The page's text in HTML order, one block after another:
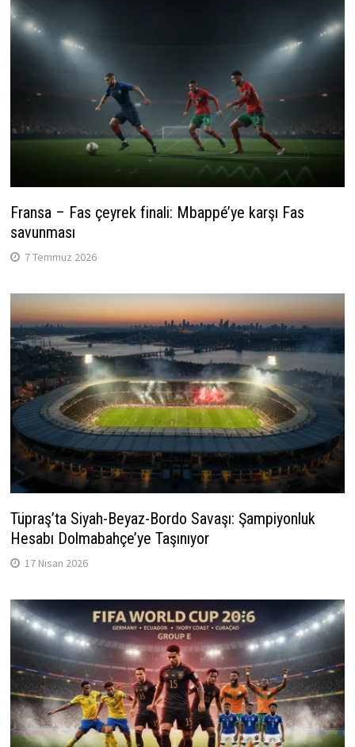
Fransa – Fas çeyrek finali: Mbappé’ye karşı Fas
savunması
7 Temmuz 2026
Tüpraş’ta Siyah-Beyaz-Bordo Savaşı: Şampiyonluk
Hesabı Dolmabahçe’ye Taşınıyor
17 Nisan 2026